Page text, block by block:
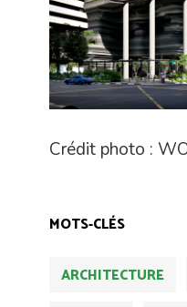
Crédit photo :
MOTS-CLÉS
ARCHITECTURE